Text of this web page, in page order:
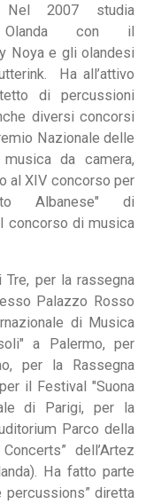
Nel 2007 studia
landa con il
Noya e gli olandesi
Ha all’attivo
tetto di percussioni
diversi concorsi
Nazionale delle
da camera,
al XIV concorso per
Albanese" di
concorso di musica
Tre, per la rassegna
Palazzo Rosso
di Musica
a Palermo, per
per la Rassegna
per il Festival "Suona
di Parigi, per la
Parco della
Concerts” dell’Artez
. Ha fattoparte
percussions” diretta